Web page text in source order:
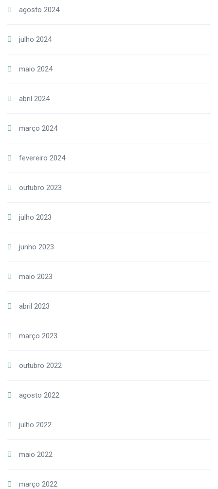
agosto 2024
julho 2024
maio 2024
abril 2024
março 2024
fevereiro 2024
outubro 2023
julho 2023
junho 2023
maio 2023
abril 2023
março 2023
outubro 2022
agosto 2022
julho 2022
maio 2022
março 2022